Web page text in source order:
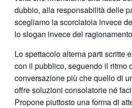
dubbio, alla responsabilità delle
scegliamo la scorciatoia invece
lo slogan invece del
Lo spettacolo alterna parti scritte
con il pubblico, seguendo il ritmo
conversazione più che quello di
offre soluzioni consolatorie né
Propone piuttosto una forma di